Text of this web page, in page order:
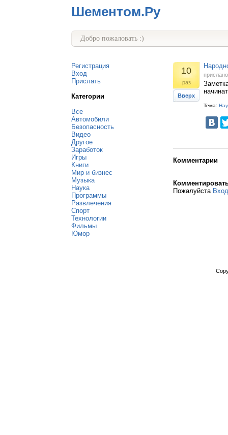
Шементом.Ру
Добро пожаловать :)
Регистрация
Вход
Прислать
Категории
Все
Автомобили
Безопасность
Видео
Другое
Заработок
Игры
Книги
Мир и бизнес
Музыка
Наука
Программы
Развлечения
Спорт
Технологии
Фильмы
Юмор
10
раз
Вверх
Тема:
Комментарии
Пожалуйста Вход